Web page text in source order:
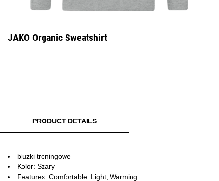
JAKO Organic Sweatshirt
PRODUCT DETAILS
bluzki treningowe
Kolor: Szary
Features: Comfortable, Light, Warming